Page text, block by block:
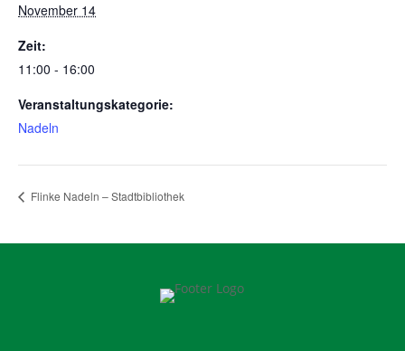
November 14
Zeit:
11:00 - 16:00
Veranstaltungskategorie:
Nadeln
Flinke Nadeln – Stadtbibliothek